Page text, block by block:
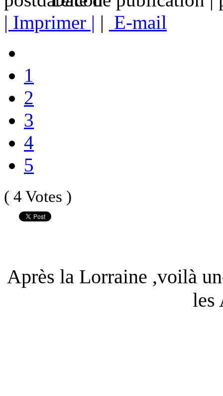
| Imprimer | | E-mail
1
2
3
4
5
( 4 Votes )
Après la Lorraine ,voilà
les